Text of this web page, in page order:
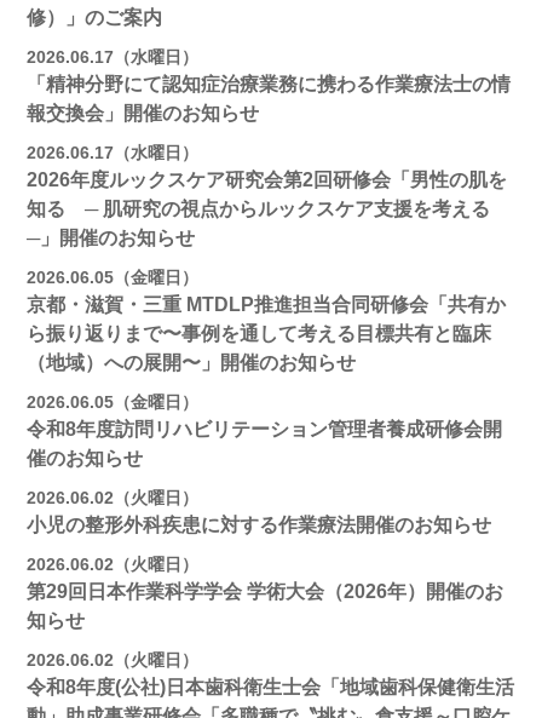
修）」のご案内
2026.06.17（水曜日）
「精神分野にて認知症治療業務に携わる作業療法士の情
報交換会」開催のお知らせ
2026.06.17（水曜日）
2026年度ルックスケア研究会第2回研修会「男性の肌を
知る ─ 肌研究の視点からルックスケア支援を考える
─」開催のお知らせ
2026.06.05（金曜日）
京都・滋賀・三重 MTDLP推進担当合同研修会「共有か
ら振り返りまで〜事例を通して考える目標共有と臨床
（地域）への展開〜」開催のお知らせ
2026.06.05（金曜日）
令和8年度訪問リハビリテーション管理者養成研修会開
催のお知らせ
2026.06.02（火曜日）
小児の整形外科疾患に対する作業療法開催のお知らせ
2026.06.02（火曜日）
第29回日本作業科学学会 学術大会（2026年）開催のお
知らせ
2026.06.02（火曜日）
令和8年度(公社)日本歯科衛生士会「地域歯科保健衛生活